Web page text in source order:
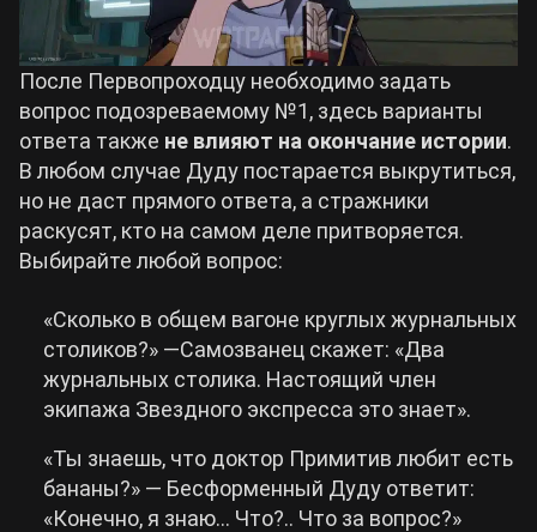
После Первопроходцу необходимо задать
вопрос подозреваемому №1, здесь варианты
ответа также не влияют на окончание истории.
В любом случае Дуду постарается выкрутиться,
но не даст прямого ответа, а стражники
раскусят, кто на самом деле притворяется.
Выбирайте любой вопрос:
«Сколько в общем вагоне круглых журнальных
столиков?» —Самозванец скажет: «Два
журнальных столика. Настоящий член
экипажа Звездного экспресса это знает».
«Ты знаешь, что доктор Примитив любит есть
бананы?» — Бесформенный Дуду ответит:
«Конечно, я знаю… Что?.. Что за вопрос?»